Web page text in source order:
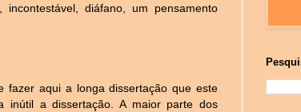
diáfano, um pensamento
fazer aqui a longa dissertação que este
inútil a dissertação. A maior parte dos